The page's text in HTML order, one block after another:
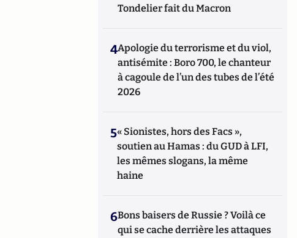
Tondelier fait du Macron
4Apologie du terrorisme et du viol,
antisémite : Boro 700, le chanteur
à cagoule de l’un des tubes de l’été
2026
5« Sionistes, hors des Facs »,
soutien au Hamas : du GUD à LFI,
les mêmes slogans, la même
haine
6Bons baisers de Russie ? Voilà ce
qui se cache derrière les attaques